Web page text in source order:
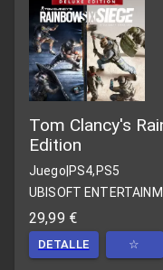
Tom Clancy's
Edition
Juego|PS4,PS5
UBISOFT
29,99 €
DETALLE ☆